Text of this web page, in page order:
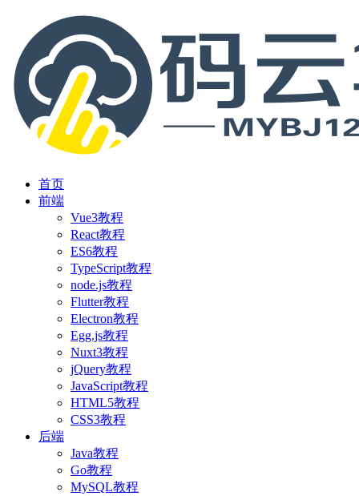
首页
前端
Vue3教程
React教程
ES6教程
TypeScript教程
node.js教程
Flutter教程
Electron教程
Egg.js教程
Nuxt3教程
jQuery教程
JavaScript教程
HTML5教程
CSS3教程
后端
Java教程
Go教程
MySQL教程